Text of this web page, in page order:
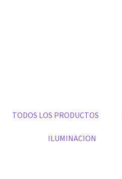
TODOS LOS PRODUCTOS
ILUMINACION